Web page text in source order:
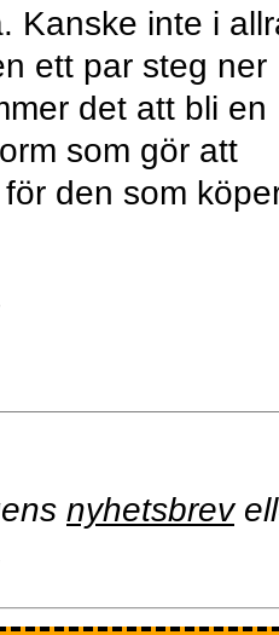
Kanske inte i
ett par steg ner
det att bli en
som gör att
den som
nyhetsbrev